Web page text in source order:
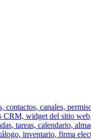
contactos, canales,
widget del sitio
tareas, calendario,
inventario, firma